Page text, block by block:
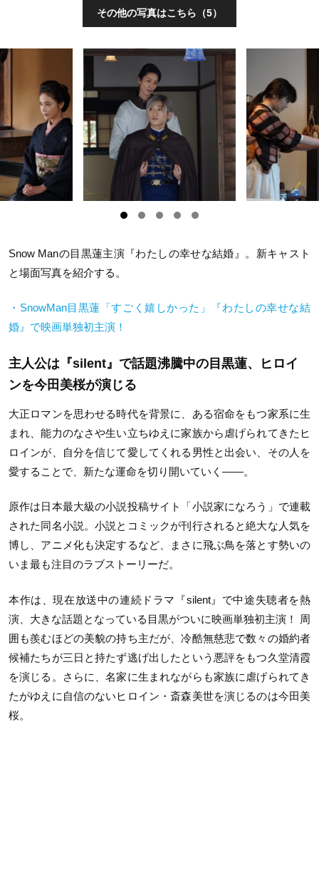
その他の写真はこちら（5）
Snow Manの目黒蓮主演『わたしの幸せな結婚』。新キャスト
と場面写真を紹介する。
・SnowMan目黒蓮「すごく嬉しかった」『わたしの幸せな結
婚』で映画単独初主演！
主人公は『silent』で話題沸騰中の目黒蓮、ヒロイ
ンを今田美桜が演じる
大正ロマンを思わせる時代を背景に、ある宿命をもつ家系に生
まれ、能力のなさや生い立ちゆえに家族から虐げられてきたヒ
ロインが、自分を信じて愛してくれる男性と出会い、その人を
愛することで、新たな運命を切り開いていく——。
原作は日本最大級の小説投稿サイト「小説家になろう」で連載
された同名小説。小説とコミックが刊行されると絶大な人気を
博し、アニメ化も決定するなど、まさに飛ぶ鳥を落とす勢いの
いま最も注目のラブストーリーだ。
本作は、現在放送中の連続ドラマ『silent』で中途失聴者を熱
演、大きな話題となっている 目黒がついに映画単独初主演！ 周
囲も羨むほどの美貌の持ち主だが、冷酷無慈悲で数々の婚約者
候補たちが三日と持たず逃げ出したという悪評をもつ久堂清霞
を演じる。さらに、名家に生まれながらも家族に虐げられてき
たがゆえに自信のないヒロイン・斎森美世を演じるのは今田美
桜。